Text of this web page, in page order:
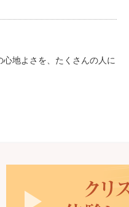
地よさを、たくさんの人に